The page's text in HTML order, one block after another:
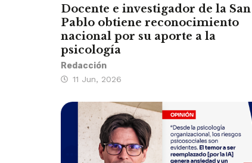
Docente e investigador de la San
Pablo obtiene reconocimiento
nacional por su aporte a la
psicología
Redacción
11 Jun, 2026